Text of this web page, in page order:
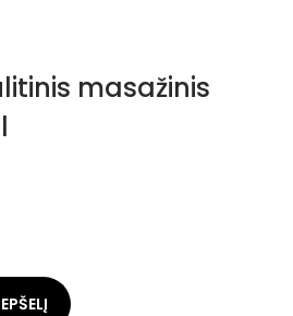
masažinis